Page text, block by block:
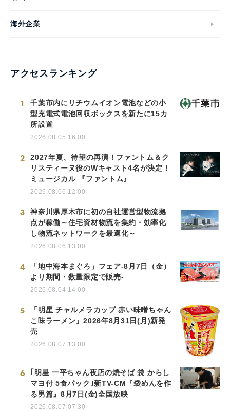
海外企業
アクセスランキング
1
千葉市内にリチウムイオン電池などの小
型充電式電池回収ボックスを新たに15カ
所設置
2026.08.05 16:00
2
2027年夏、待望の再演！ファントム＆ク
リスティーヌ役のWキャスト4名が決定！
ミュージカル 『ファントム』
2026.08.06 12:00
3
神奈川県厚木市に初の自社運営型物流拠
点が稼働～住宅資材物流を集約・効率化
し物流ネットワークを最適化～
2026.08.06 13:00
4
「地中海本まぐろ」フェア-8月7日（金）
より期間・数量限定で販売-
2026.08.04 14:00
5
「明星 チャルメラカップ 赤い味噌ちゃん
こ味ラーメン」2026年8月31日(月)新発
売
2026.08.07 13:00
6
｢明星 一平ちゃん夜店の焼そば 袋 からし
マヨ付 5食パック｣新TV-CM『袋めんを作
る男篇』8月7日(金)全国放映
2026.08.07 07:30